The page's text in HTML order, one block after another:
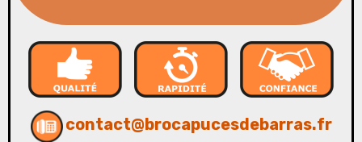
contact@brocapucesdebarras.fr